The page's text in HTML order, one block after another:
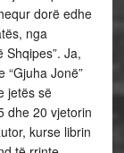
dorë edhe
nga
Shqipes”. Ja,
“Gjuha Jonë”
jetës së
dhe 20 vjetorin
kurse librin